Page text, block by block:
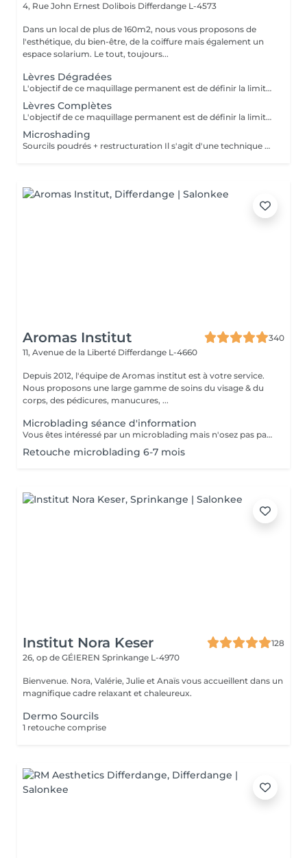
4, Rue John Ernest Dolibois Differdange L-4573
Dans un local de plus de 160m2, nous vous proposons de
l'esthétique, du bien-être, de la coiffure mais également un
espace solarium. Le tout, toujours...
Lèvres Dégradées
L'objectif de ce maquillage permanent est de définir la limite de la bouche en accentuant légèrement les pourtours. Il permet de redessiner plus nettement les lèvres et corriger une asymétrie. La tendance générale est au naturel, à l'utilisation de tons proches de la carnation afin de sublimer sans exagération. La première retouche est comprise
Lèvres Complètes
L'objectif de ce maquillage permanent est de définir la limite de la bouche en accentuant légèrement les pourtours. Il permet de redessiner plus nettement les lèvres et corriger une asymétrie. La tendance générale est au naturel, à l'utilisation de tons proches de la carnation afin de sublimer sans exagération. La première retouche est comprise
Microshading
Sourcils poudrés + restructuration Il s'agit d'une technique de maquillage permanant visant a créer un effet d'ombrage derrière les sourcils sur la peau afin d'embellir le visage. Cette technique est la moins douloureuse et la plus naturelle. La 1ere retouche est comprise.
Aromas Institut
340
11, Avenue de la Liberté Differdange L-4660
Depuis 2012, l'équipe de Aromas institut est à votre service.
Nous proposons une large gamme de soins du visage & du
corps, des pédicures, manucures, ...
Microblading séance d'information
Vous êtes intéressé par un microblading mais n'osez pas passer le cap? Prenez un rendez-vous d'information, nous vous expliquerons à quoi cela consiste.
Retouche microblading 6-7 mois
Institut Nora Keser
128
26, op de GÉIEREN Sprinkange L-4970
Bienvenue. Nora, Valérie, Julie et Anaïs vous accueillent dans un
magnifique cadre relaxant et chaleureux.
Dermo Sourcils
1 retouche comprise